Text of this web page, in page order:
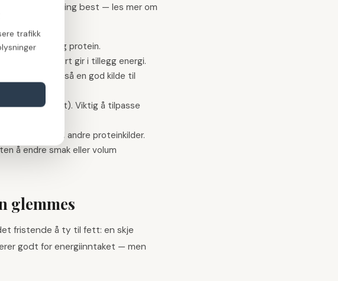
best — les mer om
egg gir ca. 6 g protein.
helfete yoghurt gir i tillegg energi.
Også en god kilde til
Viktig å tilpasse
med andre proteinkilder.
å endre smak eller volum
glemmes
fristende å ty til fett: en skje
godt for energiinntaket — men
trafikk